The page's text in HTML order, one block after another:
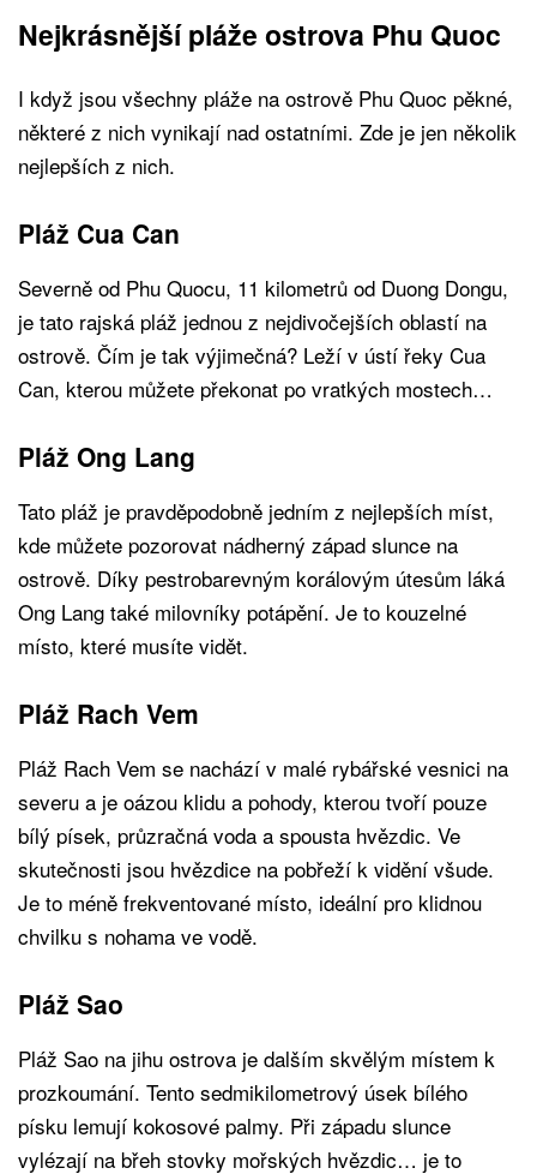
Nejkrásnější pláže ostrova Phu Quoc
I když jsou všechny pláže na ostrově Phu Quoc pěkné,
některé z nich vynikají nad ostatními. Zde je jen několik
nejlepších z nich.
Pláž Cua Can
Severně od Phu Quocu, 11 kilometrů od Duong Dongu,
je tato rajská pláž jednou z nejdivočejších oblastí na
ostrově. Čím je tak výjimečná? Leží v ústí řeky Cua
Can, kterou můžete překonat po vratkých mostech…
Pláž Ong Lang
Tato pláž je pravděpodobně jedním z nejlepších míst,
kde můžete pozorovat nádherný západ slunce na
ostrově. Díky pestrobarevným korálovým útesům láká
Ong Lang také milovníky potápění. Je to kouzelné
místo, které musíte vidět.
Pláž Rach Vem
Pláž Rach Vem se nachází v malé rybářské vesnici na
severu a je oázou klidu a pohody, kterou tvoří pouze
bílý písek, průzračná voda a spousta hvězdic. Ve
skutečnosti jsou hvězdice na pobřeží k vidění všude.
Je to méně frekventované místo, ideální pro klidnou
chvilku s nohama ve vodě.
Pláž Sao
Pláž Sao na jihu ostrova je dalším skvělým místem k
prozkoumání. Tento sedmikilometrový úsek bílého
písku lemují kokosové palmy. Při západu slunce
vylézají na břeh stovky mořských hvězdic… je to